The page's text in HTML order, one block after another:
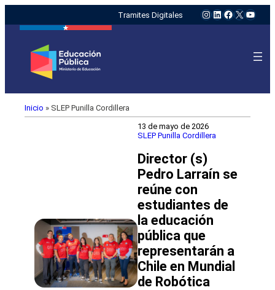
Tramites Digitales Instagram
LinkedIn
Facebook
X
Inicio » SLEP Punilla Cordillera
13 de mayo de 2026
SLEP Punilla Cordillera
Director (s)
Pedro Larraín se
reúne con
estudiantes de
la educación
pública que
representarán a
Chile en Mundial
de Robótica